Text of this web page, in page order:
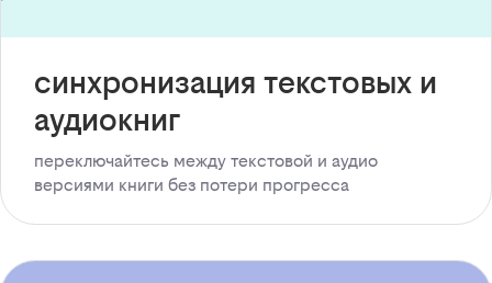
синхронизация текстовых и
аудиокниг
переключайтесь между текстовой и аудио
версиями книги без потери прогресса